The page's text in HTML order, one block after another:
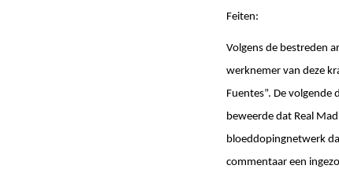
Feiten:
Volgens de bestreden
werknemer van deze
Fuentes”. De
beweerde dat Real
bloeddopingnetwerk
commentaar een